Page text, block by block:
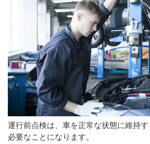
運行前点検は、車を正常な状態に維持
必要なことになります。